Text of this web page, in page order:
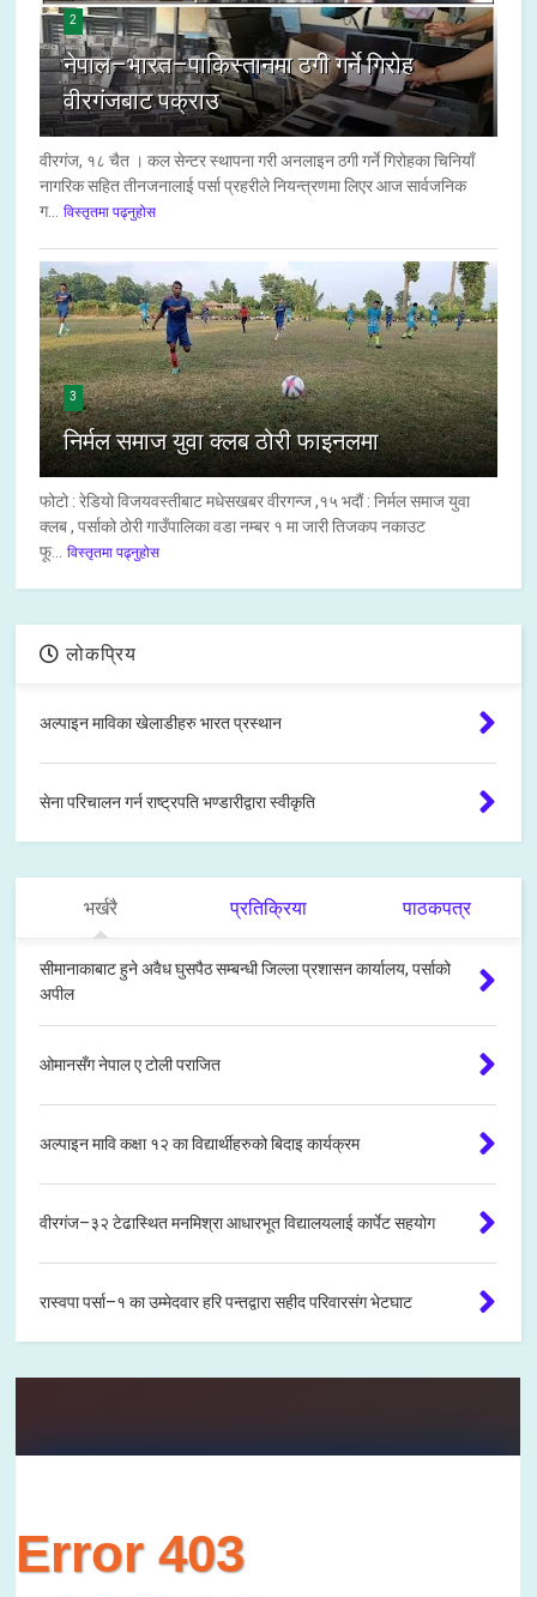
2
नेपाल–भारत–पाकिस्तानमा ठगी गर्ने गिरोह
वीरगंजबाट पक्राउ
वीरगंज, १८ चैत । कल सेन्टर स्थापना गरी अनलाइन ठगी गर्ने गिरोहका चिनियाँ
नागरिक सहित तीनजनालाई पर्सा प्रहरीले नियन्त्रणमा लिएर आज सार्वजनिक
ग...
विस्तृतमा पढ्नुहोस
3
निर्मल समाज युवा क्लब ठोरी फाइनलमा
फोटो : रेडियो विजयवस्तीबाट मधेसखबर वीरगन्ज ,१५ भदौं : निर्मल समाज युवा
क्लब , पर्साको ठोरी गाउँपालिका वडा नम्बर १ मा जारी तिजकप नकाउट
फू...
विस्तृतमा पढ्नुहोस
लोकप्रिय
अल्पाइन माविका खेलाडीहरु भारत प्रस्थान
सेना परिचालन गर्न राष्ट्रपति भण्डारीद्वारा स्वीकृति
भर्खरै प्रतिक्रिया पाठकपत्र
सीमानाकाबाट हुने अवैध घुसपैठ सम्बन्धी जिल्ला प्रशासन कार्यालय, पर्साको
अपील
ओमानसँग नेपाल ए टोली पराजित
अल्पाइन मावि कक्षा १२ का विद्यार्थीहरुको बिदाइ कार्यक्रम
वीरगंज–३२ टेढास्थित मनमिश्रा आधारभूत विद्यालयलाई कार्पेट सहयोग
रास्वपा पर्सा–१ का उम्मेदवार हरि पन्तद्वारा सहीद परिवारसंग भेटघाट